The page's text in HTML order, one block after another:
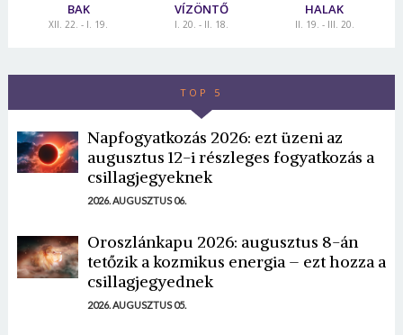
BAK
XII. 22. - I. 19.
VÍZÖNTŐ
I. 20. - II. 18.
HALAK
II. 19. - III. 20.
TOP 5
Napfogyatkozás 2026: ezt üzeni az
augusztus 12-i részleges fogyatkozás a
csillagjegyeknek
2026. AUGUSZTUS 06.
Oroszlánkapu 2026: augusztus 8-án
tetőzik a kozmikus energia – ezt hozza a
csillagjegyednek
2026. AUGUSZTUS 05.